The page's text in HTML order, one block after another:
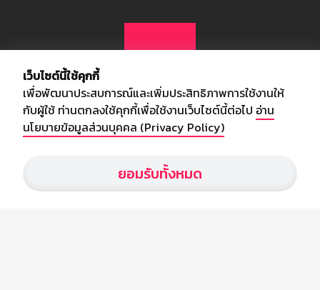
เกี่ยวกับเรา
อัพเดทข่าวสารวงการกีฬา ฟุตบอล ผลบอล ผลฟุตบอลทั่วโลก ฟรีเมียร์
ลีก ไทยลีก ฟุตบอลโลก ยูฟ่าแซมเปี้ยนส์ลีก พร้อมทั้งวิเคราะห์บอล จาก
เว็บไซต์นี้ใช้คุกกี้
เพื่อพัฒนาประสบการณ์และเพิ่มประสิทธิภาพการใช้งานให้
กับผู้ใช้ ท่านตกลงใช้คุกกี้เพื่อใช้งานเว็บไซต์นี้ต่อไป อ่าน
นโยบายข้อมูลส่วนบุคคล (Privacy Policy)
ยอมรับทั้งหมด